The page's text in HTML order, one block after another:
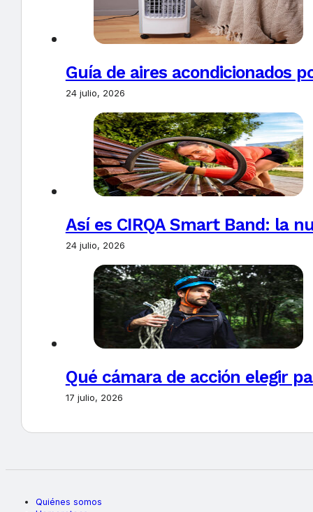
Guía de aires acondicionados
24 julio, 2026
Así es CIRQA Smart Band: la
24 julio, 2026
Qué cámara de acción elegir
17 julio, 2026
Quiénes somos